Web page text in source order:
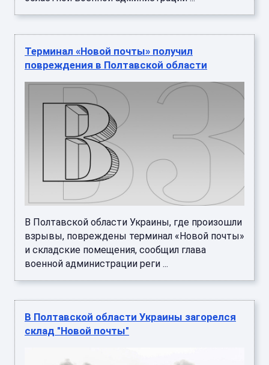
Терминал «Новой почты» получил
повреждения в Полтавской области
В Полтавской области Украины, где произошли
взрывы, повреждены терминал «Новой почты»
и складские помещения, сообщил глава
военной администрации реги ...
В Полтавской области Украины загорелся
склад "Новой почты"